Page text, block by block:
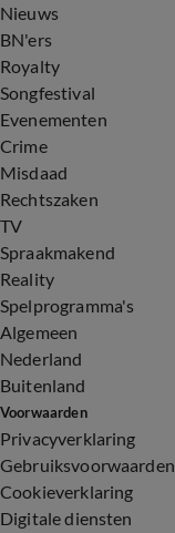
Nieuws
BN'ers
Royalty
Songfestival
Evenementen
Crime
Misdaad
Rechtszaken
TV
Spraakmakend
Reality
Spelprogramma's
Algemeen
Nederland
Buitenland
Voorwaarden
Privacyverklaring
Gebruiksvoorwaarden
Cookieverklaring
Digitale diensten